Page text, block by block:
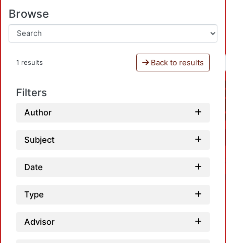
Browse
1 results Back to results
Filters
Author
Subject
Date
Type
Advisor